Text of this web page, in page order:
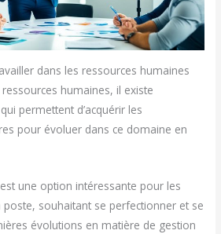
dans les ressources humaines
humaines, il existe
permettent d’acquérir les
pour évoluer dans ce domaine en
est une option intéressante pour les
souhaitant se perfectionner et se
évolutions en matière de gestion